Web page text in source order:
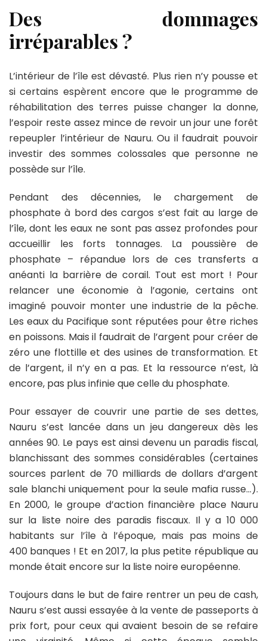
Des dommages
irréparables ?
L’intérieur de l’île est dévasté. Plus rien n’y pousse et
si certains espèrent encore que le programme de
réhabilitation des terres puisse changer la donne,
l’espoir reste assez mince de revoir un jour une forêt
repeupler l’intérieur de Nauru. Ou il faudrait pouvoir
investir des sommes colossales que personne ne
possède sur l’île.
Pendant des décennies, le chargement de
phosphate à bord des cargos s’est fait au large de
l’île, dont les eaux ne sont pas assez profondes pour
accueillir les forts tonnages. La poussière de
phosphate – répandue lors de ces transferts a
anéanti la barrière de corail. Tout est mort ! Pour
relancer une économie à l’agonie, certains ont
imaginé pouvoir monter une industrie de la pêche.
Les eaux du Pacifique sont réputées pour être riches
en poissons. Mais il faudrait de l’argent pour créer de
zéro une flottille et des usines de transformation. Et
de l’argent, il n’y en a pas. Et la ressource n’est, là
encore, pas plus infinie que celle du phosphate.
Pour essayer de couvrir une partie de ses dettes,
Nauru s’est lancée dans un jeu dangereux dès les
années 90. Le pays est ainsi devenu un paradis fiscal,
blanchissant des sommes considérables (certaines
sources parlent de 70 milliards de dollars d’argent
sale blanchi uniquement pour la seule mafia russe…).
En 2000, le groupe d’action financière place Nauru
sur la liste noire des paradis fiscaux. Il y a 10 000
habitants sur l’île à l’époque, mais pas moins de
400 banques ! Et en 2017, la plus petite république au
monde était encore sur la liste noire européenne.
Toujours dans le but de faire rentrer un peu de cash,
Nauru s’est aussi essayée à la vente de passeports à
prix fort, pour ceux qui avaient besoin de se refaire